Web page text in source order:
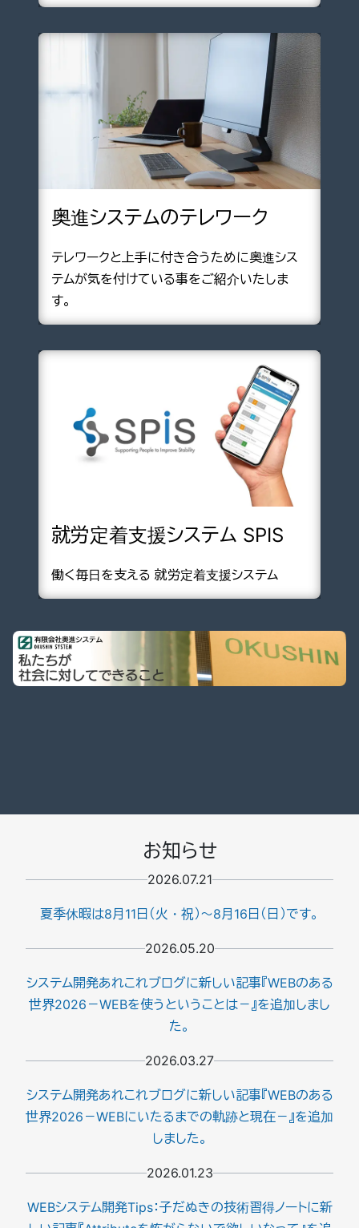
奥進システムのテレワーク
テレワークと上手に付き合うために奥進シス
テムが気を付けている事をご紹介いたしま
す。
就労定着支援システム SPIS
働く毎日を支える 就労定着支援システム
お知らせ
2026.07.21
夏季休暇は8月11日（火・祝）～8月16日（日）です。
2026.05.20
システム開発あれこれブログに新しい記事『WEBのある
世界2026－WEBを使うということは－』を追加しまし
た。
2026.03.27
システム開発あれこれブログに新しい記事『WEBのある
世界2026－WEBにいたるまでの軌跡と現在－』を追加
しました。
2026.01.23
WEBシステム開発Tips：子だぬきの技術習得ノートに新